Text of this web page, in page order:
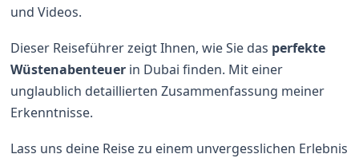
und Videos.
Dieser Reiseführer zeigt Ihnen, wie Sie das perfekte
Wüstenabenteuer in Dubai finden. Mit einer
unglaublich detaillierten Zusammenfassung meiner
Erkenntnisse.
Lass uns deine Reise zu einem unvergesslichen Erlebnis